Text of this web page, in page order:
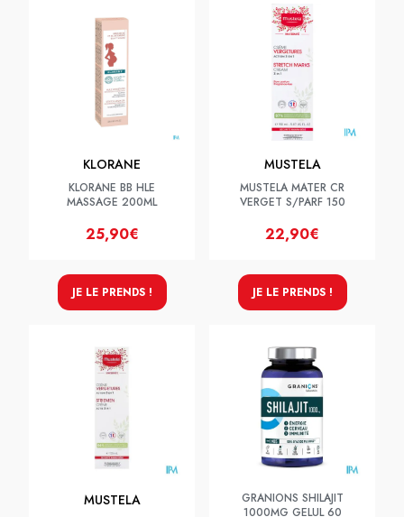
KLORANE
KLORANE BB HLE
MASSAGE 200ML
25,90€
JE LE PRENDS !
MUSTELA
MUSTELA MATER CR
VERGET S/PARF 150
22,90€
JE LE PRENDS !
MUSTELA
GRANIONS SHILAJIT
1000MG GELUL 60